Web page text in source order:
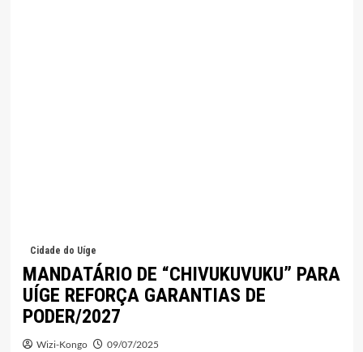
Cidade do Uíge
MANDATÁRIO DE “CHIVUKUVUKU” PARA
UÍGE REFORÇA GARANTIAS DE
PODER/2027
Wizi-Kongo 09/07/2025